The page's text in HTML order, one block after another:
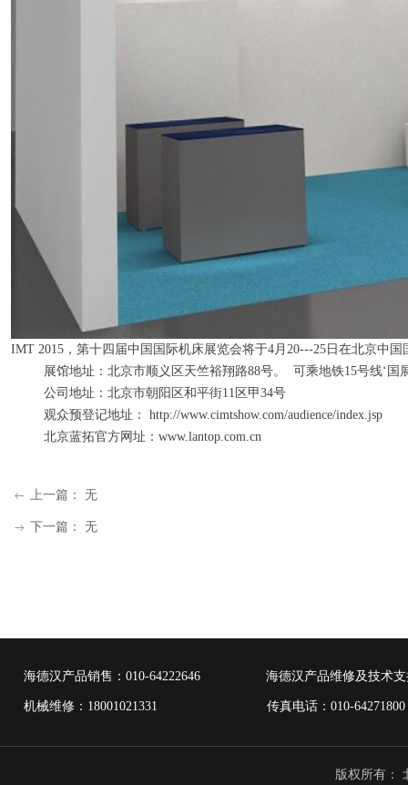
IMT 2015，第十四届中国国际机床展览会将于4月20---25日在北京中
展馆地址：北京市顺义区天竺裕翔路88号。 可乘地铁15号线‘国
公司地址：北京市朝阳区和平街11区甲34号
观众预登记地址： http://www.cimtshow.com/audience/index.jsp
北京蓝拓官方网址：www.lantop.com.cn
ꂃ 上一篇： 无
ꁹ 下一篇： 无
海德汉产品销售： 010-64222646 海德汉产品维修及技术
机械维修：18001021331 传真电话：
版权所有：